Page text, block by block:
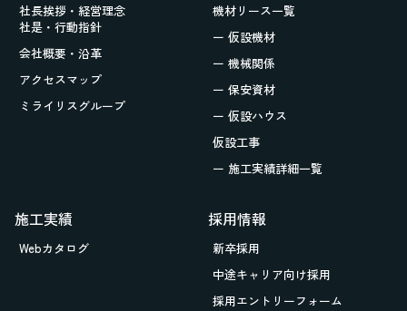
社長挨拶・経営理念
社是・行動指針
会社概要・沿革
アクセスマップ
ミライリスグループ
機材リース一覧
ー 仮設機材
ー 機械関係
ー 保安資材
ー 仮設ハウス
仮設工事
ー 施工実績詳細一覧
施工実績
Webカタログ
採用情報
新卒採用
中途キャリア向け採用
採用エントリーフォーム